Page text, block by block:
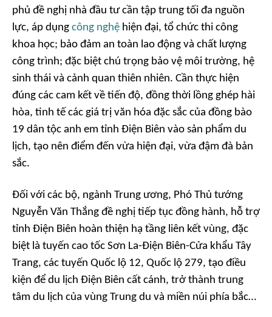
phủ đề nghị nhà đầu tư cần tập trung tối đa nguồn
lực, áp dụng công nghệ hiện đại, tổ chức thi công
khoa học; bảo đảm an toàn lao động và chất lượng
công trình; đặc biệt chú trọng bảo vệ môi trường, hệ
sinh thái và cảnh quan thiên nhiên. Cần thực hiện
đúng các cam kết về tiến độ, đồng thời lồng ghép hài
hòa, tinh tế các giá trị văn hóa đặc sắc của đồng bào
19 dân tộc anh em tỉnh Điện Biên vào sản phẩm du
lịch, tạo nên điểm đến vừa hiện đại, vừa đậm đà bản
sắc.
Đối với các bộ, ngành Trung ương, Phó Thủ tướng
Nguyễn Văn Thắng đề nghị tiếp tục đồng hành, hỗ trợ
tỉnh Điện Biên hoàn thiện hạ tầng liên kết vùng, đặc
biệt là tuyến cao tốc Sơn La-Điện Biên-Cửa khẩu Tây
Trang, các tuyến Quốc lộ 12, Quốc lộ 279, tạo điều
kiện để du lịch Điện Biên cất cánh, trở thành trung
tâm du lịch của vùng Trung du và miền núi phía bắc…